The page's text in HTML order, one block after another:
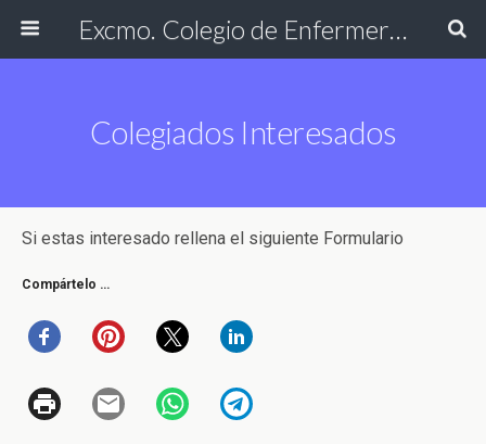
Excmo. Colegio de Enfermería de Cádiz
Colegiados Interesados
Si estas interesado rellena el siguiente Formulario
Compártelo …